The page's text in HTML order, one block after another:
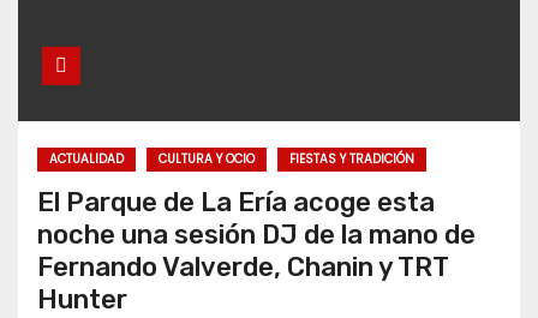
ACTUALIDAD CULTURA Y OCIO FIESTAS Y TRADICIÓN
El Parque de La Ería acoge esta
noche una sesión DJ de la mano de
Fernando Valverde, Chanin y TRT
Hunter